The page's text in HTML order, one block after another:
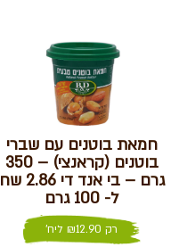
חמאת בוטנים עם שברי
בוטנים (קראנצי) – 350
גרם – בי אנד די 2.86 שח
ל- 100 גרם
רק ₪12.90 ליח'